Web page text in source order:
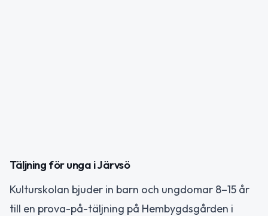
Täljning för unga i Järvsö
Kulturskolan bjuder in barn och ungdomar 8–15 år
till en prova-på-täljning på Hembygdsgården i